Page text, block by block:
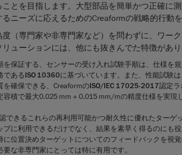
とを目指します。大型部品を簡単かつ正確に
ニーズに応えるためのCreaformの戦略的行動を
（専門家や非専門家など）を問わずに、ワー
ューションには、他にも抜きんでた特徴があり
を保証する、センサーの受け入れ試験手順は、仕様を
であるISO 10360に基づいています。また、性能試験
を確保できる、CreaformのISO/IEC 17025-2017認定ラ
容積で最大0.025 mm + 0.015 mm/mの精度仕様を実現
できるこれらの再利用可能かつ耐久性に優れたターゲ
に利用できるだけでなく、結果を素早く得るのにも役
に位置決めターゲットについてのフィードバックを視
な非専門家にとっては特に有用です。